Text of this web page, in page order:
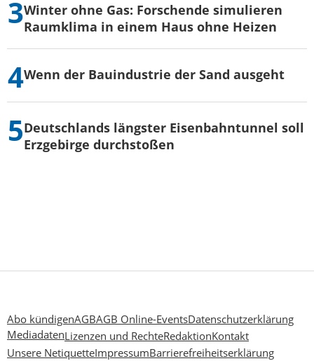
Winter ohne Gas: Forschende simulieren
Raumklima in einem Haus ohne Heizen
Wenn der Bauindustrie der Sand ausgeht
Deutschlands längster Eisenbahntunnel soll
Erzgebirge durchstoßen
Abo kündigenAGBAGB Online-EventsDatenschutzerklärung
MediadatenLizenzen und RechteRedaktionKontakt
Unsere NetiquetteImpressumBarrierefreiheitserklärung